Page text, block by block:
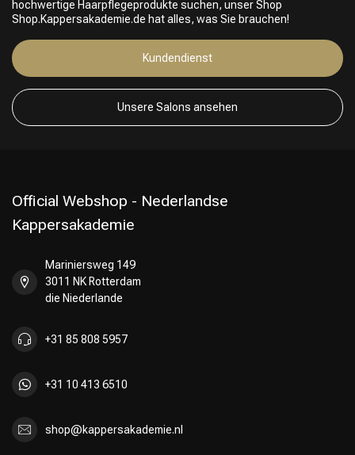
hochwertige Haarpflegeprodukte suchen, unser Shop
Shop.Kappersakademie.de hat alles, was Sie brauchen!
Kundendienst
Unsere Salons ansehen
Official Webshop - Nederlandse
Kappersakademie
Mariniersweg 149
3011 NK Rotterdam
die Niederlande
+31 85 808 5957
+31 10 413 6510
shop@kappersakademie.nl